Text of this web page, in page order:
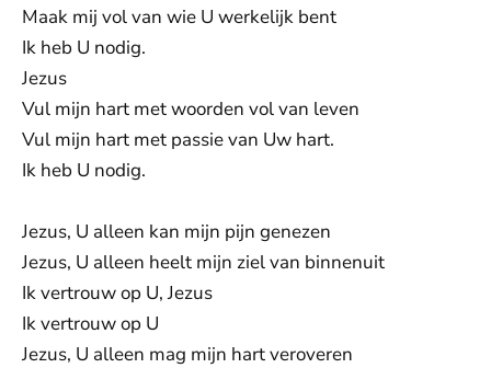
Maak mij vol van wie U werkelijk bent
Ik heb U nodig.
Jezus
Vul mijn hart met woorden vol van leven
Vul mijn hart met passie van Uw hart.
Ik heb U nodig.
Jezus, U alleen kan mijn pijn genezen
Jezus, U alleen heelt mijn ziel van binnenuit
Ik vertrouw op U, Jezus
Ik vertrouw op U
Jezus, U alleen mag mijn hart veroveren